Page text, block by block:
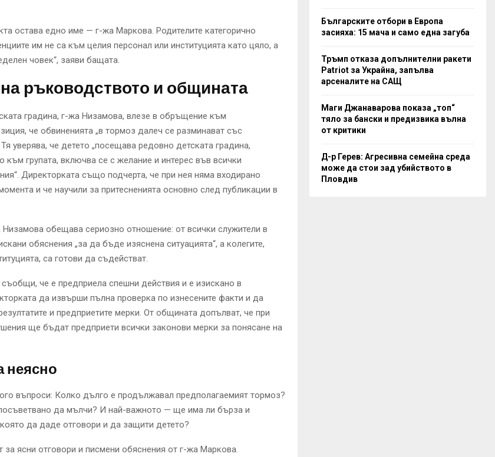
остава едно име — г-жа Маркова. Родителите категорично
им не са към целия персонал или институцията като цяло, а
човек“, заяви бащата.
ръководството и общината
градина, г-жа Низамова, влезе в обръщение към
че обвиненията „в тормоз далеч се разминават със
уверява, че детето „посещава редовно детската градина,
към групата, включва се с желание и интерес във всички
Директорката също подчерта, че при нея няма входирано
и че научили за притесненията основно след публикации в
обещава сериозно отношение: от всички служители в
обяснения „за да бъде изяснена ситуацията“, а колегите,
са готови да съдействат.
че е предприела спешни действия и е изискано в
да извърши пълна проверка по изнесените факти и да
и предприетите мерки. От общината допълват, че при
ще бъдат предприети всички законови мерки за понясане на
неясно
въпроси: Колко дълго е продължавал предполагаемият тормоз?
да мълчи? И най-важното — ще има ли бърза и
да даде отговори и да защити детето?
за ясни отговори и писмени обяснения от г-жа Маркова.
Българските отбори в Европа
засияха: 15 мача и само една загуба
Тръмп отказа допълнителни ракети
Patriot за Украйна, запълва
арсеналите на САЩ
Маги Джанаварова показа „топ“
тяло за бански и предизвика вълна
от критики
Д-р Герев: Агресивна семейна среда
може да стои зад убийството в
Пловдив